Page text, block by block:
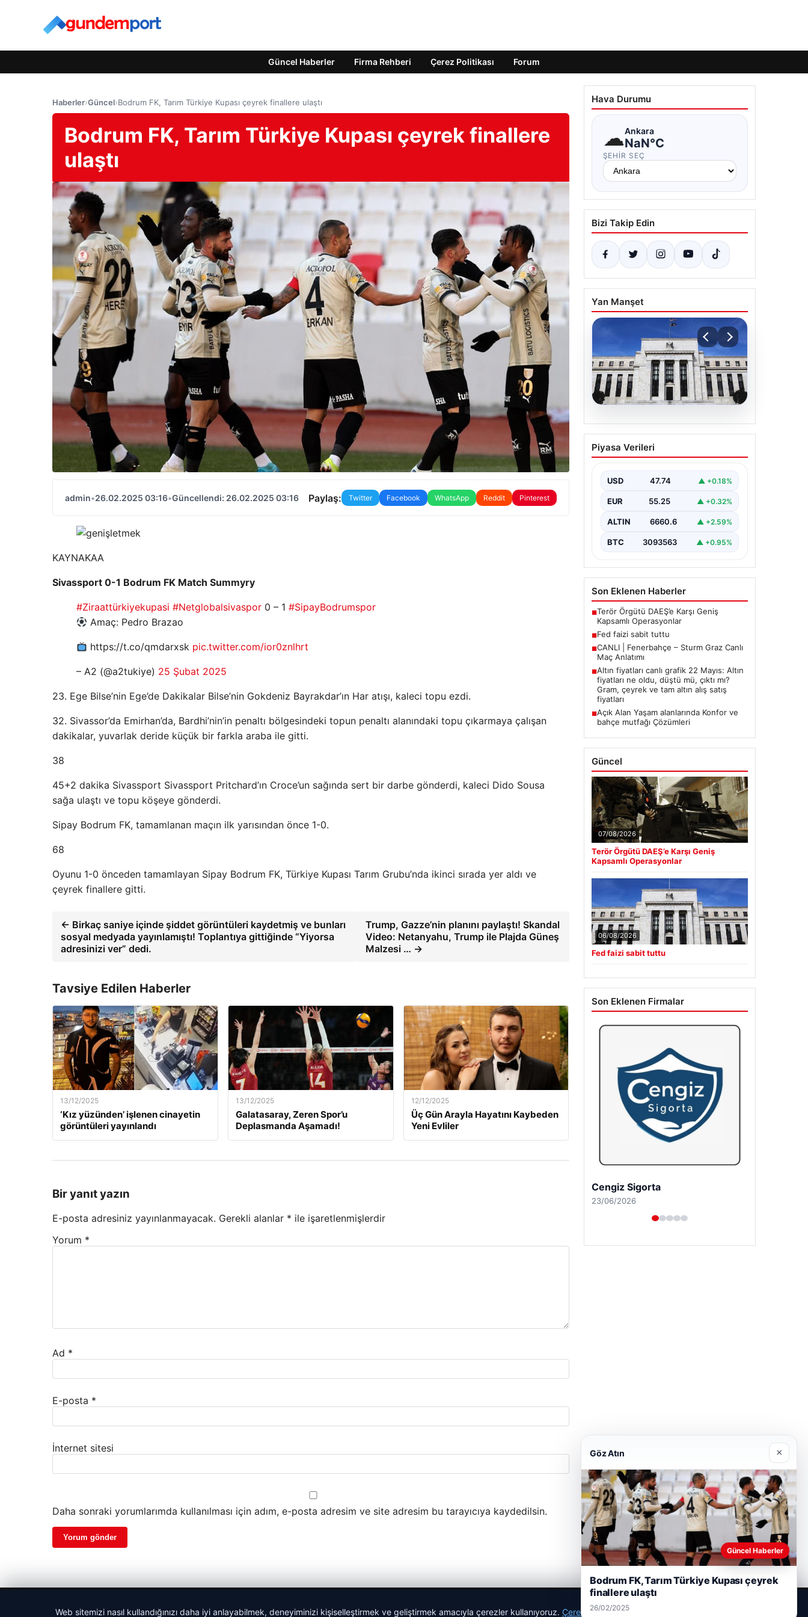
Güncel Haberler Firma Rehberi Çerez Politikası Forum
Haberler›Güncel›Bodrum FK, Tarım Türkiye Kupası çeyrek finallere ulaştı
Bodrum FK, Tarım Türkiye Kupası çeyrek finallere
ulaştı
admin•26.02.2025 03:16•Güncellendi: 26.02.2025 03:16 Paylaş: Twitter Facebook WhatsApp Reddit Pinterest
KAYNAKAA
Sivassport 0-1 Bodrum FK Match Summyry
#Ziraattürkiyekupasi #Netglobalsivaspor 0 – 1 #SipayBodrumspor
Amaç: Pedro Brazao
https://t.co/qmdarxsk pic.twitter.com/ior0znlhrt
– A2 (@a2tukiye) 25 Şubat 2025
23. Ege Bilse’nin Ege’de Dakikalar Bilse’nin Gokdeniz Bayrakdar’ın Har atışı, kaleci topu ezdi.
32. Sivassor’da Emirhan’da, Bardhi’nin’in penaltı bölgesindeki topun penaltı alanındaki topu çıkarmaya çalışan
dakikalar, yuvarlak deride küçük bir farkla araba ile gitti.
38
45+2 dakika Sivassport Sivassport Pritchard’ın Croce’un sağında sert bir darbe gönderdi, kaleci Dido Sousa
sağa ulaştı ve topu köşeye gönderdi.
Sipay Bodrum FK, tamamlanan maçın ilk yarısından önce 1-0.
68
Oyunu 1-0 önceden tamamlayan Sipay Bodrum FK, Türkiye Kupası Tarım Grubu’nda ikinci sırada yer aldı ve
çeyrek finallere gitti.
← Birkaç saniye içinde şiddet görüntüleri kaydetmiş ve bunları
sosyal medyada yayınlamıştı! Toplantıya gittiğinde “Yiyorsa
adresinizi ver” dedi.
Trump, Gazze’nin planını paylaştı! Skandal
Video: Netanyahu, Trump ile Plajda Güneş
Malzesi … →
Tavsiye Edilen Haberler
13/12/2025
‘Kız yüzünden’ işlenen cinayetin
görüntüleri yayınlandı
13/12/2025
Galatasaray, Zeren Spor’u
Deplasmanda Aşamadı!
12/12/2025
Üç Gün Arayla Hayatını Kaybeden
Yeni Evliler
Bir yanıt yazın
E-posta adresiniz yayınlanmayacak. Gerekli alanlar * ile işaretlenmişlerdir
Yorum *
Ad *
E-posta *
İnternet sitesi
Daha sonraki yorumlarımda kullanılması için adım, e-posta adresim ve site adresim bu tarayıcıya kaydedilsin.
Hava Durumu
☁Ankara
NaN°C
ŞEHIR SEÇ
Bizi Takip Edin
Yan Manşet
06.08.2026
Fed faizi sabit tuttu
Piyasa Verileri
USD 47.74 ▲ +0.18%
EUR 55.25 ▲ +0.32%
ALTIN 6660.6 ▲ +2.59%
BTC 3093563 ▲ +0.95%
Son Eklenen Haberler
■Terör Örgütü DAEŞ’e Karşı Geniş
Kapsamlı Operasyonlar
■Fed faizi sabit tuttu
■CANLI | Fenerbahçe – Sturm Graz Canlı
Maç Anlatımı
■Altın fiyatları canlı grafik 22 Mayıs: Altın
fiyatları ne oldu, düştü mü, çıktı mı?
Gram, çeyrek ve tam altın alış satış
fiyatları
■Açık Alan Yaşam alanlarında Konfor ve
bahçe mutfağı Çözümleri
Güncel
07/08/2026
Terör Örgütü DAEŞ’e Karşı Geniş
Kapsamlı Operasyonlar
06/08/2026
Fed faizi sabit tuttu
Son Eklenen Firmalar
Cengiz Sigorta
23/06/2026
Web sitemizi nasıl kullandığınızı daha iyi anlayabilmek, deneyiminizi kişiselleştirmek ve geliştirmek amacıyla çerezler kullanıyoruz. Çerez Politikamız
Göz Atın ×
Güncel Haberler
Bodrum FK, Tarım Türkiye Kupası çeyrek
finallere ulaştı
26/02/2025